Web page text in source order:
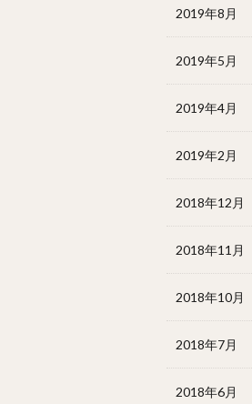
2019年8月
2019年5月
2019年4月
2019年2月
2018年12月
2018年11月
2018年10月
2018年7月
2018年6月